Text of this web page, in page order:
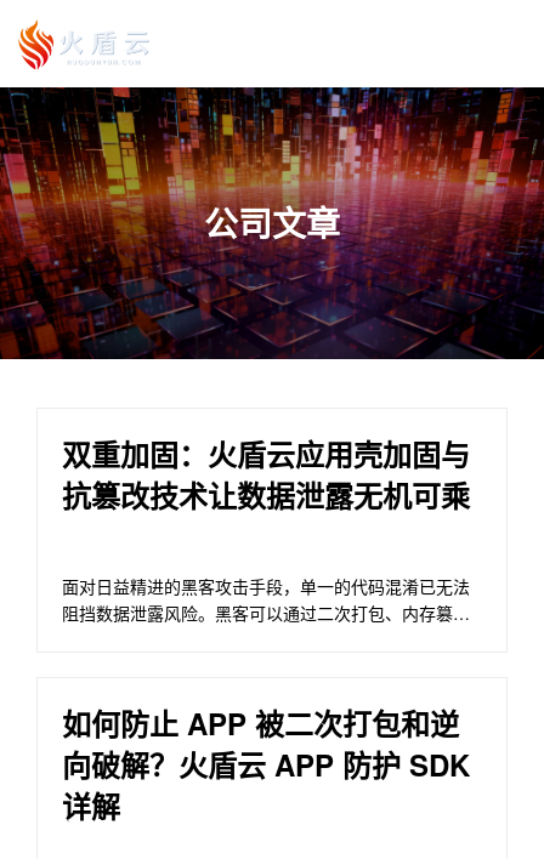
公司文章
双重加固：火盾云应用壳加固与
抗篡改技术让数据泄露无机可乘
面对日益精进的黑客攻击手段，单一的代码混淆已无法
阻挡数据泄露风险。黑客可以通过二次打包、内存篡改
如何防止 APP 被二次打包和逆
向破解？火盾云 APP 防护 SDK
详解